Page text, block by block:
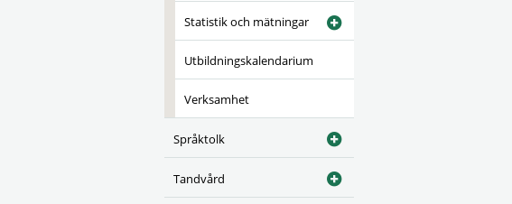
Statistik och mätningar
Utbildningskalendarium
Verksamhet
Språktolk
Tandvård